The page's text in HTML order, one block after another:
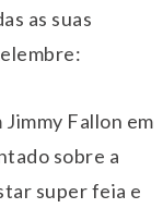
as suas
Fallon em
sobre a
super feia e